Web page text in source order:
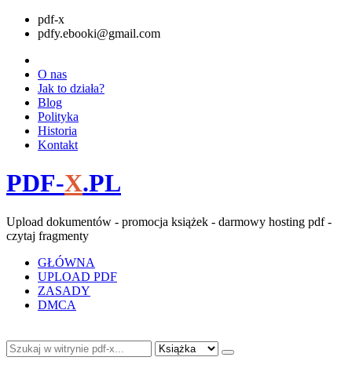
pdf-x
pdfy.ebooki@gmail.com
O nas
Jak to działa?
Blog
Polityka
Historia
Kontakt
PDF-X.PL
Upload dokumentów - promocja książek - darmowy hosting pdf -
czytaj fragmenty
GŁÓWNA
UPLOAD PDF
ZASADY
DMCA